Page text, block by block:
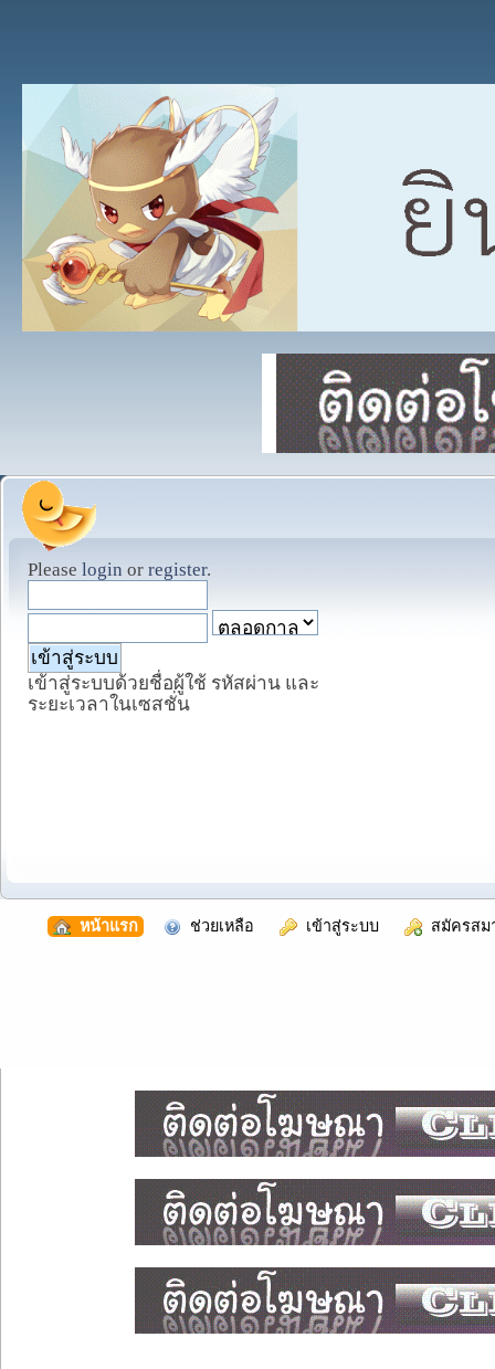
Please login or register.
เข้าสู่ระบบด้วยชื่อผู้ใช้ รหัสผ่าน และ
ระยะเวลาในเซสชั่น
หน้าแรก ช่วยเหลือ เข้าสู่ระบบ สมัครสม